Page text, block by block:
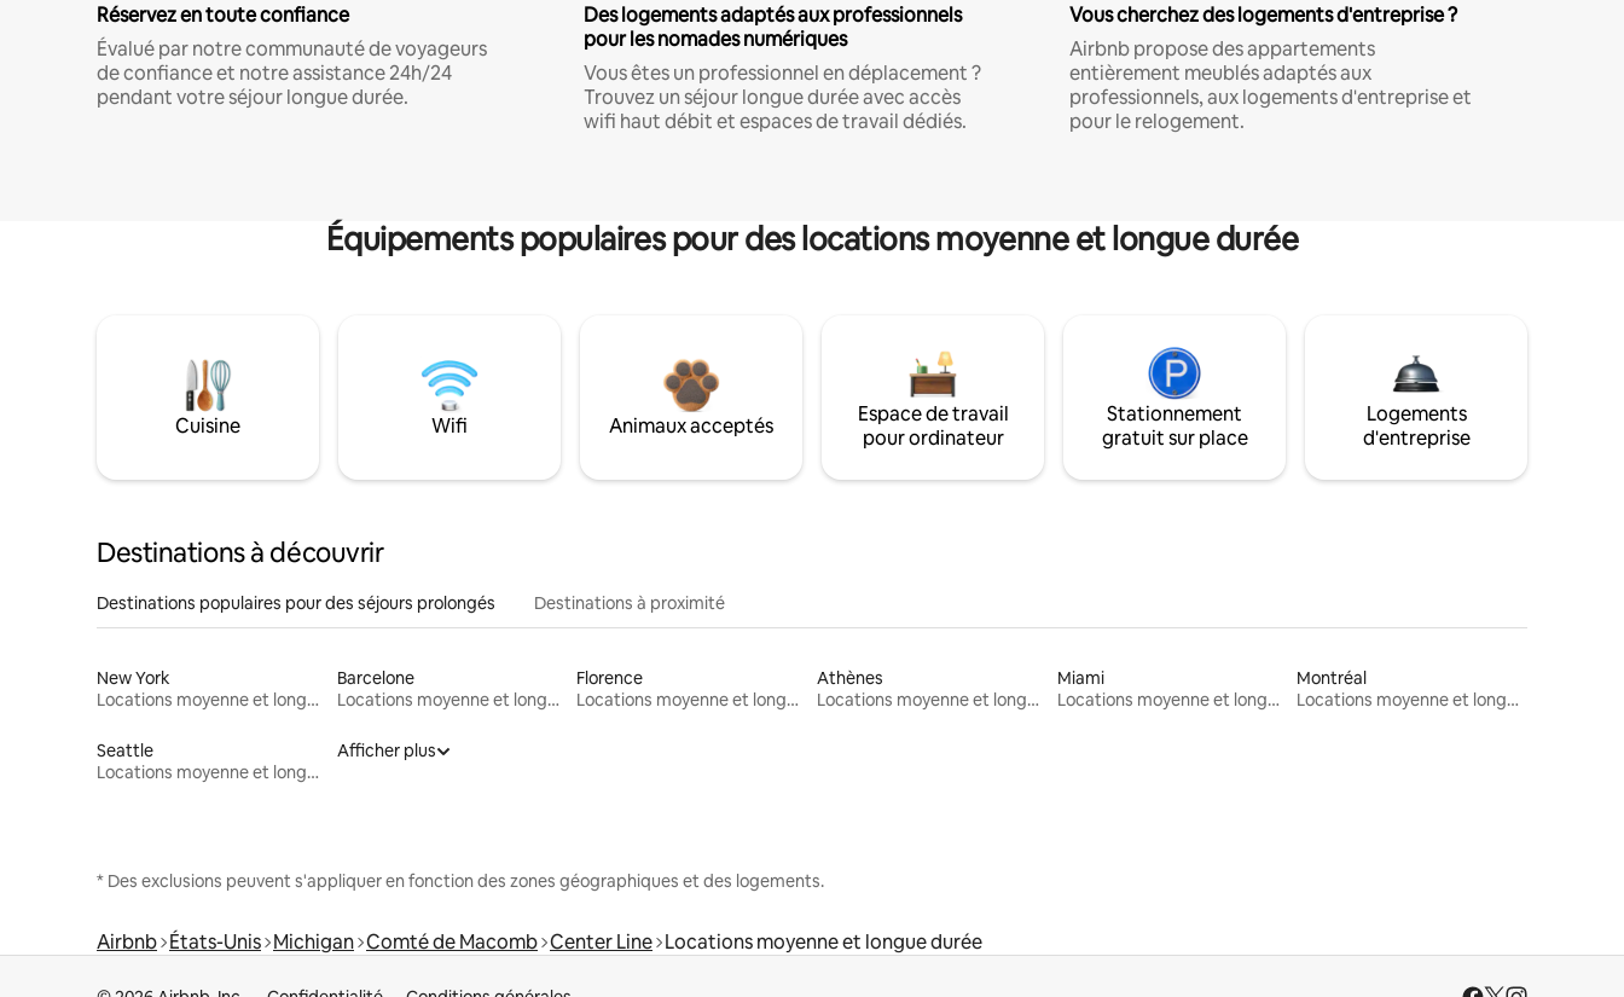
Réservez en toute confiance
Évalué par notre communauté de voyageurs
de confiance et notre assistance 24h/24
pendant votre séjour longue durée.
Des logements adaptés aux professionnels
pour les nomades numériques
Vous êtes un professionnel en déplacement ?
Trouvez un séjour longue durée avec accès
wifi haut débit et espaces de travail dédiés.
Vous cherchez des logements d'entreprise ?
Airbnb propose des appartements
entièrement meublés adaptés aux
professionnels, aux logements d'entreprise et
pour le relogement.
Équipements populaires pour des locations moyenne et longue durée
Cuisine Wifi Animaux acceptés
Espace de travail
pour ordinateur
Stationnement
gratuit sur place
Logements
d'entreprise
Destinations à découvrir
Destinations populaires pour des séjours prolongés Destinations à proximité
New York
Locations moyenne et longue durée
Barcelone
Locations moyenne et longue durée
Florence
Locations moyenne et longue durée
Athènes
Locations moyenne et longue durée
Miami
Locations moyenne et longue durée
Montréal
Locations moyenne et longue durée
Seattle
Locations moyenne et longue durée
Afficher plus
* Des exclusions peuvent s'appliquer en fonction des zones géographiques et des logements.
Airbnb États-Unis Michigan Comté de Macomb Center Line Locations moyenne et longue durée